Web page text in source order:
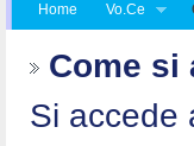
Home Vo.Ce
Come si
Si accede